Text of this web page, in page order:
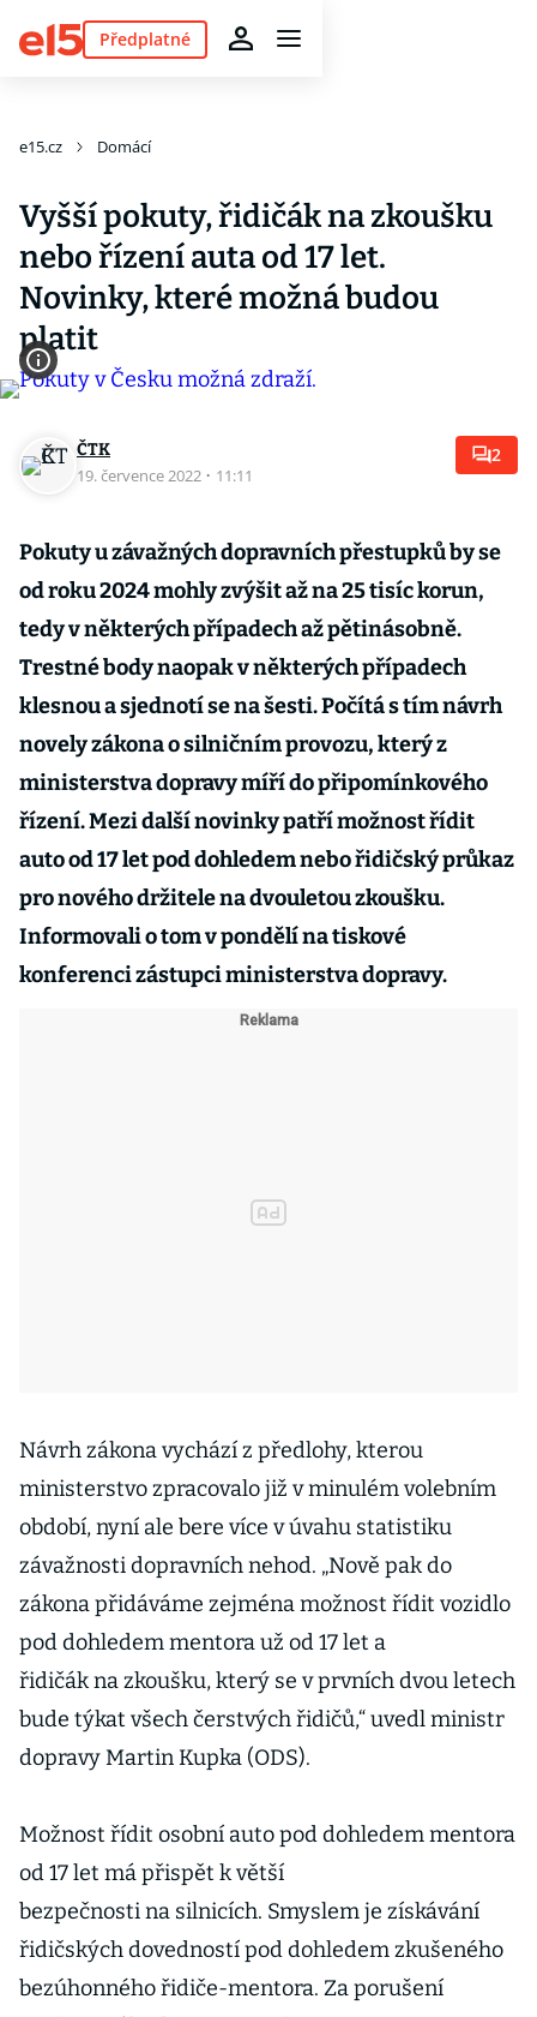
Předplatné
e15.cz Domácí
Vyšší pokuty, řidičák na zkoušku
nebo řízení auta od 17 let.
Novinky, které možná budou
platit
ČTK
19. července 2022 · 11:11
2
Pokuty u závažných dopravních přestupků by se
od roku 2024 mohly zvýšit až na 25 tisíc korun,
tedy v některých případech až pětinásobně.
Trestné body naopak v některých případech
klesnou a sjednotí se na šesti. Počítá s tím návrh
novely zákona o silničním provozu, který z
ministerstva dopravy míří do připomínkového
řízení. Mezi další novinky patří možnost řídit
auto od 17 let pod dohledem nebo řidičský průkaz
pro nového držitele na dvouletou zkoušku.
Informovali o tom v pondělí na tiskové
konferenci zástupci ministerstva dopravy.
Návrh zákona vychází z předlohy, kterou
ministerstvo zpracovalo již v minulém volebním
období, nyní ale bere více v úvahu statistiku
závažnosti dopravních nehod. „Nově pak do
zákona přidáváme zejména možnost řídit vozidlo
pod dohledem mentora už od 17 let a
řidičák na zkoušku, který se v prvních dvou letech
bude týkat všech čerstvých řidičů,“ uvedl ministr
dopravy Martin Kupka (ODS).
Možnost řídit osobní auto pod dohledem mentora
od 17 let má přispět k větší
bezpečnosti na silnicích. Smyslem je získávání
řidičských dovedností pod dohledem zkušeného
bezúhonného řidiče-mentora. Za porušení